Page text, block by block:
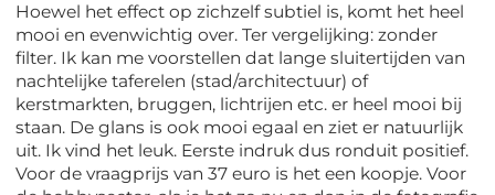
Hoewel het effect op zichzelf subtiel is, komt het heel
mooi en evenwichtig over. Ter vergelijking: zonder
filter. Ik kan me voorstellen dat lange sluitertijden van
nachtelijke taferelen (stad/architectuur) of
kerstmarkten, bruggen, lichtrijen etc. er heel mooi bij
staan. De glans is ook mooi egaal en ziet er natuurlijk
uit. Ik vind het leuk. Eerste indruk dus ronduit positief.
Voor de vraagprijs van 37 euro is het een koopje. Voor